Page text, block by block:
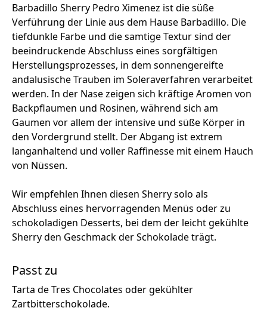
Barbadillo Sherry Pedro Ximenez ist die süße
Verführung der Linie aus dem Hause Barbadillo. Die
tiefdunkle Farbe und die samtige Textur sind der
beeindruckende Abschluss eines sorgfältigen
Herstellungsprozesses, in dem sonnengereifte
andalusische Trauben im Soleraverfahren verarbeitet
werden. In der Nase zeigen sich kräftige Aromen von
Backpflaumen und Rosinen, während sich am
Gaumen vor allem der intensive und süße Körper in
den Vordergrund stellt. Der Abgang ist extrem
langanhaltend und voller Raffinesse mit einem Hauch
von Nüssen.
Wir empfehlen Ihnen diesen Sherry solo als
Abschluss eines hervorragenden Menüs oder zu
schokoladigen Desserts, bei dem der leicht gekühlte
Sherry den Geschmack der Schokolade trägt.
Passt zu
Tarta de Tres Chocolates oder gekühlter
Zartbitterschokolade.